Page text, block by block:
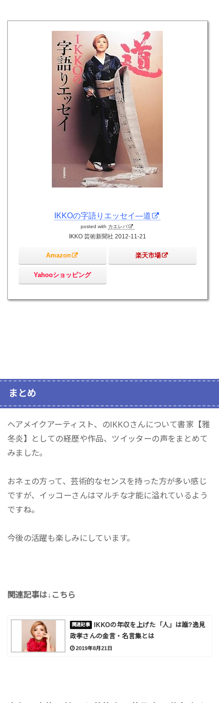
IKKOの字語りエッセイ—道
posted with カエレバ
IKKO 芸術新聞社 2012-11-21
Amazon 楽天市場
Yahooショッピング
まとめ
ヘアメイクアーティスト、のIKKOさんについて書家【雅
冬炎】としての経歴や作品、ツイッターの声をまとめて
みました。
おネェの方って、芸術的なセンスを持った方が多い感じ
ですが、イッコーさんはマルチな才能に溢れているよう
ですね。
今後の活躍も楽しみにしています。
関連記事は↓こちら
IKKOの年収を上げた「人」は誰?逸見
政孝さんの金言・名言集とは
2019年8月21日